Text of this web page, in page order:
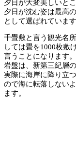
夕日が大変美しいと
夕日が沈む姿は最高
として選ばれています
千畳敷と言う観光名
しては畳を1000枚敷
言うことになります。
岩盤は、新第三紀層
実際に海岸に降り立
ので海に転落しない
ます。